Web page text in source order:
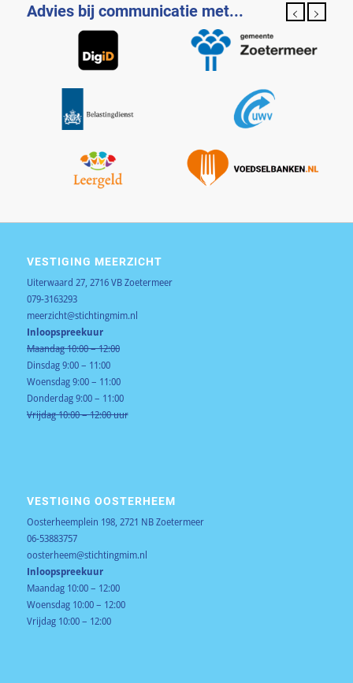
Advies bij communicatie met...
VESTIGING MEERZICHT
Uiterwaard 27, 2716 VB Zoetermeer
079-3163293
meerzicht@stichtingmim.nl
Inloopspreekuur
Maandag 10:00 – 12:00
Dinsdag 9:00 – 11:00
Woensdag 9:00 – 11:00
Donderdag 9:00 – 11:00
Vrijdag 10:00 – 12:00 uur
VESTIGING OOSTERHEEM
Oosterheemplein 198, 2721 NB Zoetermeer
06-53883757
oosterheem@stichtingmim.nl
Inloopspreekuur
Maandag 10:00 – 12:00
Woensdag 10:00 – 12:00
Vrijdag 10:00 – 12:00